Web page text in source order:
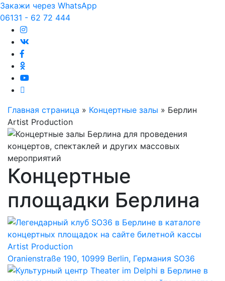
Закажи через WhatsApp
06131 - 62 72 444
Главная страница » Концертные залы » Берлин
Artist Production
Концертные
площадки Берлина
Oranienstraße 190, 10999 Berlin, Германия SO36